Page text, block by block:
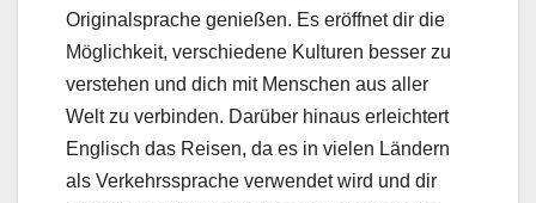
Originalsprache genießen. Es eröffnet dir die
Möglichkeit, verschiedene Kulturen besser zu
verstehen und dich mit Menschen aus aller
Welt zu verbinden. Darüber hinaus erleichtert
Englisch das Reisen, da es in vielen Ländern
als Verkehrssprache verwendet wird und dir